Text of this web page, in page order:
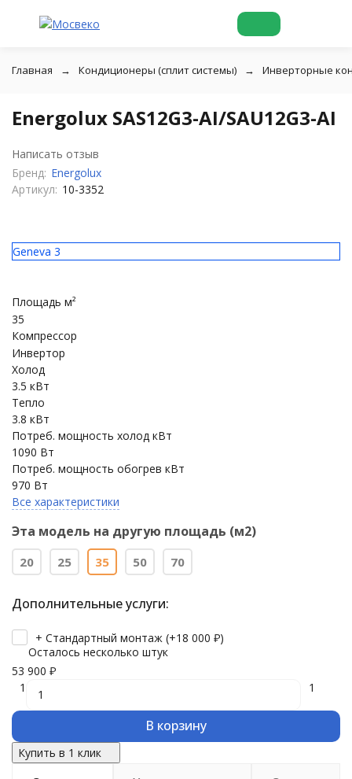
Главная Кондиционеры (сплит системы) Инверторные
Energolux SAS12G3-AI/SAU12G3-AI
Написать отзыв
Бренд: Energolux
Артикул: 10-3352
Geneva 3
Площадь м²
35
Компрессор
Инвертор
Холод
3.5 кВт
Тепло
3.8 кВт
Потреб. мощность холод кВт
1090 Вт
Потреб. мощность обогрев кВт
970 Вт
Все характеристики
Эта модель на другую площадь (м2)
20 25 35 50 70
Дополнительные услуги:
+ Стандартный монтаж (+18 000 ₽)
Осталось несколько штук
53 900 ₽
1
1
В корзину
Купить в 1 клик